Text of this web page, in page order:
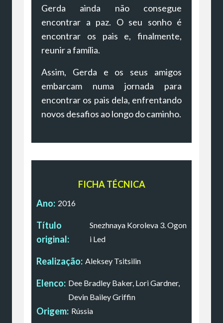
Gerda ainda não consegue
encontrar a paz. O seu sonho é
encontrar os pais e, finalmente,
reunir a família.
Assim, Gerda e os seus amigos
embarcam numa jornada para
encontrar os pais dela, enfrentando
novos desafios ao longo do caminho.
FICHA TÉCNICA
Ano: 2016
Título
original:
Snezhnaya Koroleva 3. Ogon
i Led
Realização: Aleksey Tsitsilin
Elenco: Dee Bradley Baker, Lori Gardner,
Devin Bailey Griffin
Origem: Rússia